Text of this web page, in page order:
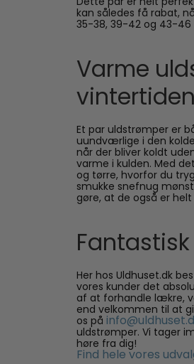
kan således få rabat,
35-38, 39-42 og 43-46
Varme
vintertiden
Et par uldstrømper er
uundværlige i den
når der bliver koldt
varme i kulden. Med
og tørre, hvorfor du
smukke snefnug
gøre, at de også er
Her hos Uldhuset.dk
vores kunder det
af at forhandle lækre,
end velkommen til at
os på
uldstrømper. Vi tager
høre fra dig!
Find hele vores